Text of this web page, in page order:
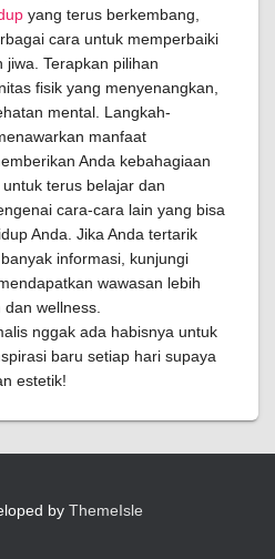
yang terus berkembang,
cara untuk memperbaiki
Terapkan pilihan
fisik yang menyenangkan,
mental. Langkah-
manfaat
Anda kebahagiaan
terus belajar dan
cara-cara lain yang bisa
Anda. Jika Anda tertarik
informasi, kunjungi
wawasan lebih
wellness.
nggak ada habisnya untuk
baru setiap hari supaya
estetik!
by ThemeIsle